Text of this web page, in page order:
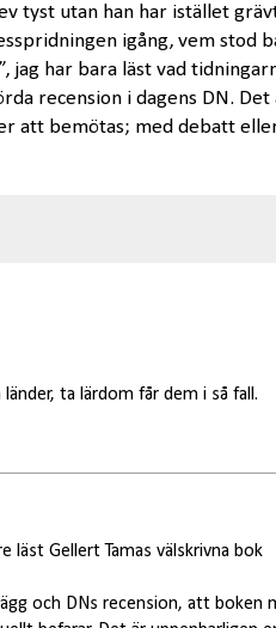
tyst utan han har istället
igång, vem stod
jag har bara läst vad
recension i dagens DN. Det
att bemötas; med debatt
ta lärdom får dem i så fall.
läst Gellert Tamas välskrivna bok
och DNs recension, att boken